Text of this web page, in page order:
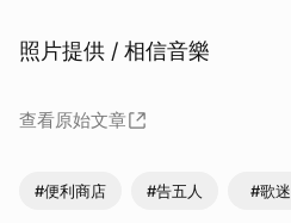
照片提供 / 相信音樂
查看原始文章
#便利商店 #告五人 #歌迷